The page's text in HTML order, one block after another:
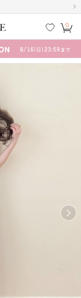
お気
に入
カー
ト
0